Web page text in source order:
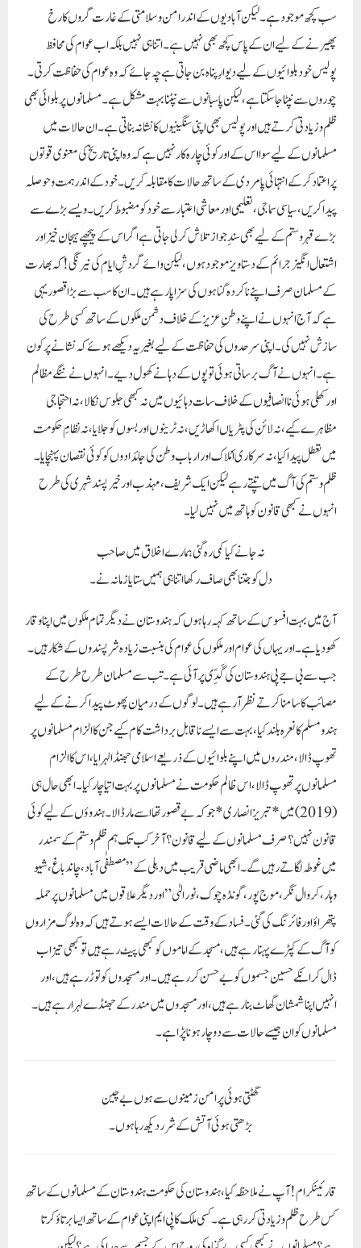
پیدا کریں، سیاسی سماجی، تعلیمی اور معاشی اعتبار سے خود کو مضبوط کریں۔ ویسے بڑے سے
بڑے قہر وستم کے لیے بھی سندِ جواز تلاش کر لی جاتی ہے اگر اس کے پیچھے ہیجان خیز اور
اشتعال انگیز جرائم کے دستاویز موجود ہوں، لیکن وائے گردشِ ایام کی نیرنگی! کہ بھارت
کے مسلمان صرف اپنے نا کردہ گناہوں کی سزا پا رہے ہیں۔ ان کا سب سے بڑا قصور یہی
ہے کہ آج انہوں نے اپنے وطنِ عزیز کے خلاف دشمن ملکوں کے ساتھ کسی طرح کی
سازش نہیں کی۔ اپنی سرحدوں کی حفاظت کے لیے بغیر یہ دیکھے ہوئے کہ نشانے پر کون
ہے۔انہوں نے آگ برساتی ہوئی توپوں کے دہانے کھول دیے۔ انہوں نے ننگے مظالم
اور کھلی ہوئی نا انصافیوں کے خلاف سات دہائیوں میں نہ کبھی جلوس نکالا، نہ احتجاجی
مظاہرے کیے، نہ لائن کی پٹریاں اکھاڑیں، نہ ٹرینوں اور بسوں کو جلایا، نہ نظامِ حکومت
میں تعطل پیدا کیا، نہ سرکاری اَمْلاک اور ارباب وطن کی جائدادوں کو کوئی نقصان پہنچایا۔
ظلم و ستم کی آگ میں تپتے رہے لیکن ایک شریف، مہذب اور خیر پسند شہری کی طرح
انہوں نے کبھی قانون کو ہاتھ میں نہیں لیا۔
نہ جانے کیا کمی رہ گئی ہمارے اخلاق میں صاحب
دل کو جتنا بھی صاف رکھا اتنا ہی ہمیں ستایا زمانہ نے۔
آج میں بہت افسوس کے ساتھ کہہ رہا ہوں کہ ہندوستان نے دیگر تمام ملکوں میں اپنا وقار
کھو دیا ہے۔ اور یہاں کی عوام اور ملکوں کی عوام کی بنسبت زیادہ شرپسندوں کے شکار ہیں۔
جب سے بی جے پی ہندوستان کی گَدِّی پر آئی ہے۔ تب سے مسلمان طرح طرح کے
مصائب کا سامنا کرتے نظر آ رہے ہیں۔ لوگوں کے درمیان پھوٹ پیدا کرنے کے لیے
ہندو مسلم کا نعرہ بلند کیا، بہت سے ایسے نا قابل برداشت کام کیے جن کا الزام مسلمانوں پر
تھوپ ڈالا ، مندروں میں اپنے بلوائیوں کے ذریعے اسلامی جھنڈا لہرایا، اس کا الزام
مسلمانوں پر تھوپ ڈالا، اس ظالم حکومت نے مسلمانوں پر بہت اتیاچار کیا۔ ابھی حال ہی
(2019) میں *تبریز انصاری* جو کہ بے قصور تھا اسے مار ڈالا۔ ہندوؤں کے لیے کوئی
قانون نہیں؟ صرف مسلمانوں کے لیے قانون؟ آخر کب تک ہم ظلم و ستم کے سمندر
میں غوطہ لگاتے رہیں گے۔ ابھی ماضی قریب میں دہلی کے ” مصطفٰی آباد، چاند باغ، شیو
وہار، کروال نگر، موج پور، گونڈہ چوک، نور الہٰی ” اور دیگر علاقوں میں مسلمانوں پر حملہ
پتھراؤ اور فائرنگ کی گئی۔ فساد کے وقت کے حالات ایسے ہوتے ہیں کہ وہ لوگ مزاروں
کو آگ کے کپڑے پہنا رہے ہیں، مسجد کے اماموں کو کبھی پیٹ رہے ہیں تو کبھی تیزاب
ڈال کر انکے حسین جسموں کو بے حسن کر رہے ہیں۔ اور مسجدوں کو توڑ رہے ہیں، اور
انہیں اپنا شمشان گھاٹ بنا رہے ہیں، اور مسجدوں میں مندر کے جھنڈے لہرا رہے ہیں۔
مسلمانوں کو ان جیسے حالات سے دوچار ہونا پڑا ہے۔
گھٹتی ہوئی پر امن زمینوں سے ہوں بے چین
بڑھتی ہوئی آتش کے شرر دیکھ رہا ہوں۔
قارئینکرام! آپ نے ملاحظہ کیا، ہندوستان کی حکومت ہندوستان کے مسلمانوں کے ساتھ
کس طرح ظلم و زیادتی کر رہی ہے۔ کسی ملک کا پی ایم اپنی عوام کے ساتھ ایسا برتاؤ کرتا
شرپسندوں نے تبریز انصاری کی پیاری جان اس کے جسم سے جدا کر ڈالی۔ کیا کسی مسلمان
نے کبھی مندر کے پنڈتوں کو پیٹا؟ لیکن شرپسندوں نے مسجد کے اماموں کو پیٹا۔ ہم نے
کبھی پٹریاں اکھاڑیں؟ ہم نے کبھی ٹرین، بسوں کو جلایا؟ سب کچھ شرپسندوں نے کیا۔ اتنا
مسلمان ہوتے تو مسلمان کو جیل میں ڈالا جاتا، میڈیا آتی، اور پولیس بھی آتی۔ آخر ایسا
کیوں؟ ایسا اس لیے کہ پولیس اور میڈیا گویا حکومت کے در کے سگ ہیں ہیں۔ جو سوائے